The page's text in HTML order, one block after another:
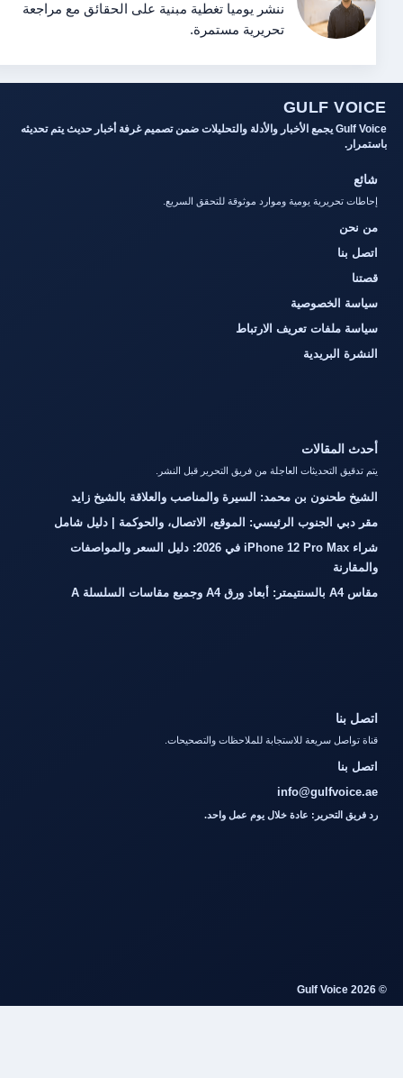
ننشر يوميا تغطية مبنية على الحقائق مع مراجعة
تحريرية مستمرة.
GULF VOICE
Gulf Voice يجمع الأخبار والأدلة والتحليلات ضمن تصميم غرفة أخبار حديث يتم تحديثه
باستمرار.
شائع
إحاطات تحريرية يومية وموارد موثوقة للتحقق السريع.
من نحن
اتصل بنا
قصتنا
سياسة الخصوصية
سياسة ملفات تعريف الارتباط
النشرة البريدية
أحدث المقالات
يتم تدقيق التحديثات العاجلة من فريق التحرير قبل النشر.
الشيخ طحنون بن محمد: السيرة والمناصب والعلاقة بالشيخ زايد
مقر دبي الجنوب الرئيسي: الموقع، الاتصال، والحوكمة | دليل شامل
شراء iPhone 12 Pro Max في 2026: دليل السعر والمواصفات
والمقارنة
مقاس A4 بالسنتيمتر: أبعاد ورق A4 وجميع مقاسات السلسلة A
اتصل بنا
قناة تواصل سريعة للاستجابة للملاحظات والتصحيحات.
اتصل بنا
info@gulfvoice.ae
رد فريق التحرير: عادة خلال يوم عمل واحد.